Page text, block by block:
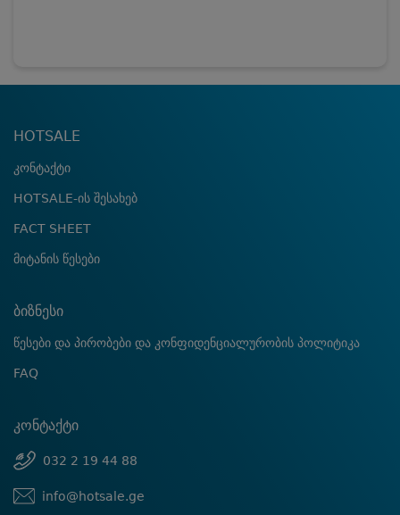
HOTSALE
კონტაქტი
HOTSALE-ის შესახებ
FACT SHEET
მიტანის წესები
ბიზნესი
წესები და პირობები და კონფიდენციალურობის პოლიტიკა
FAQ
კონტაქტი
032 2 19 44 88
info@hotsale.ge